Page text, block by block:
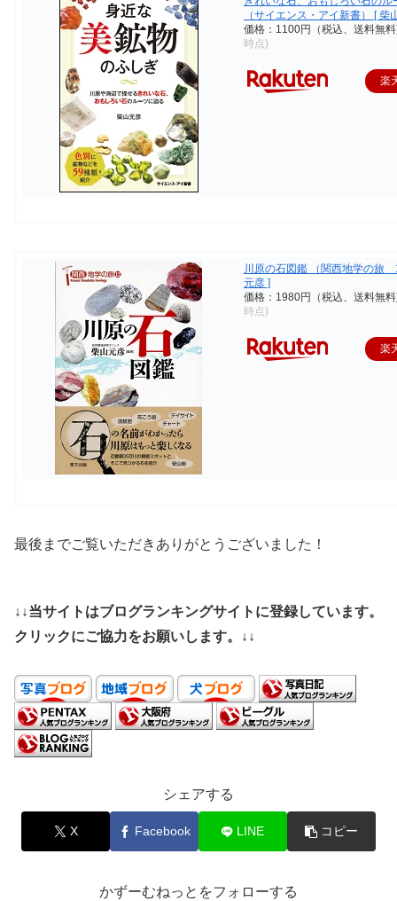
（サイエンス・アイ新書） [ 柴
価格：1100円（税込、送料無
時点)
楽
川原の石図鑑 （関西地学の旅
元彦 ]
価格：1980円（税込、送料無
時点)
楽
最後までご覧いただきありがとうございました！
↓↓当サイトはブログランキングサイトに登録しています。
クリックにご協力をお願いします。↓↓
シェアする
X Facebook LINE コピー
かずーむねっとをフォローする